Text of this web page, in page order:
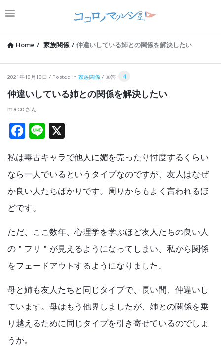
Home / 家族関係 / 仲違いしている姉との関係を解決したい
コ
コ
ロ
ノ
マ
ル
ェ
Latest
Articles
2021年10月10日 Posted in 家族関係 回答 4
仲違いしている姉との関係を解決したい
maco
F
ce
b
o
o
Li
e
私は毒舌キャラで他人に媚を売ったり忖度するくらい
なら一人でいるというタイプなのですが、友人はなぜ
か良い人たちばかりです。周りからもよく言われるほ
どです。
ただ、ここ数年、心理学を学ぶほど友人たちの良い人
の＂フリ＂が見えるようになってしまい、私から関係
をフェードアウトするようになりました。
母と姉も友人たちと同じタイプで、長い間、仲違いし
ています。母はもう他界しましたが、姉との関係を乗
り越えるために同じタイプを引き寄せているのでしょ
うか。